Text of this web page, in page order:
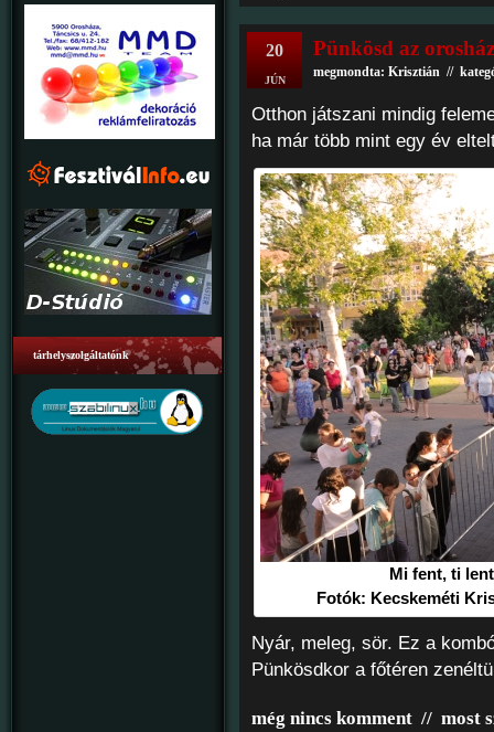
tárhelyszolgáltatónk
20
JÚN
Pünkösd az
megmondta: Krisztián //
Otthon játszani mindig
ha már több mint egy év
Mi fent, ti
Fotók: Kecskeméti
Nyár, meleg, sör. Ez a
Pünkösdkor a főtéren
még nincs komment // most